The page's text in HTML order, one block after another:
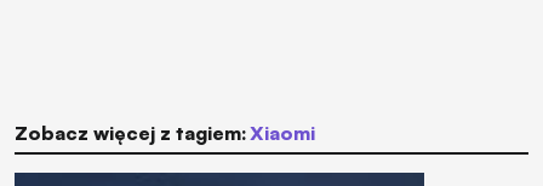
Zobacz więcej z tagiem: Xiaomi